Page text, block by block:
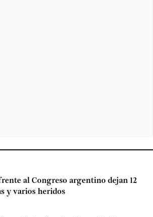
al Congreso argentino dejan 12
y varios heridos